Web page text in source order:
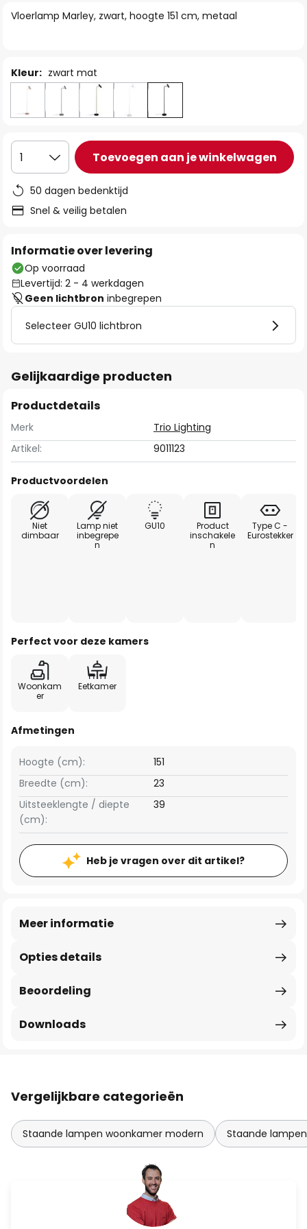
de
Vloerlamp Marley, zwart, hoogte 151 cm, metaal
Kleur: zwart mat
1 Toevoegen aan je winkelwagen
50 dagen bedenktijd
Snel & veilig betalen
Informatie over levering
Op voorraad
Levertijd: 2 - 4 werkdagen
Geen lichtbron inbegrepen
Selecteer GU10 lichtbron
Gelijkaardige producten
Productdetails
Merk
Trio Lighting
Artikel:
9011123
Productvoordelen
Niet
dimbaar
Lamp niet
inbegrepe
n
GU10
Product
inschakele
n
Type C -
Eurostekker
Perfect voor deze kamers
Woonkam
er
Eetkamer
Afmetingen
Breedte (cm): 23
Hoogte (cm): 151
Uitsteeklengte / diepte
(cm):
39
Heb je vragen over dit artikel?
Opties details
Meer informatie
Beoordeling
Downloads
Vergelijkbare categorieën
Staande lampen woonkamer modern Staande